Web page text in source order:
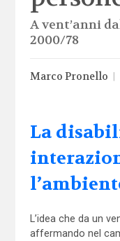
A vent’anni
2000/78
Marco Pronello
La
L’idea che da un
affermando nel